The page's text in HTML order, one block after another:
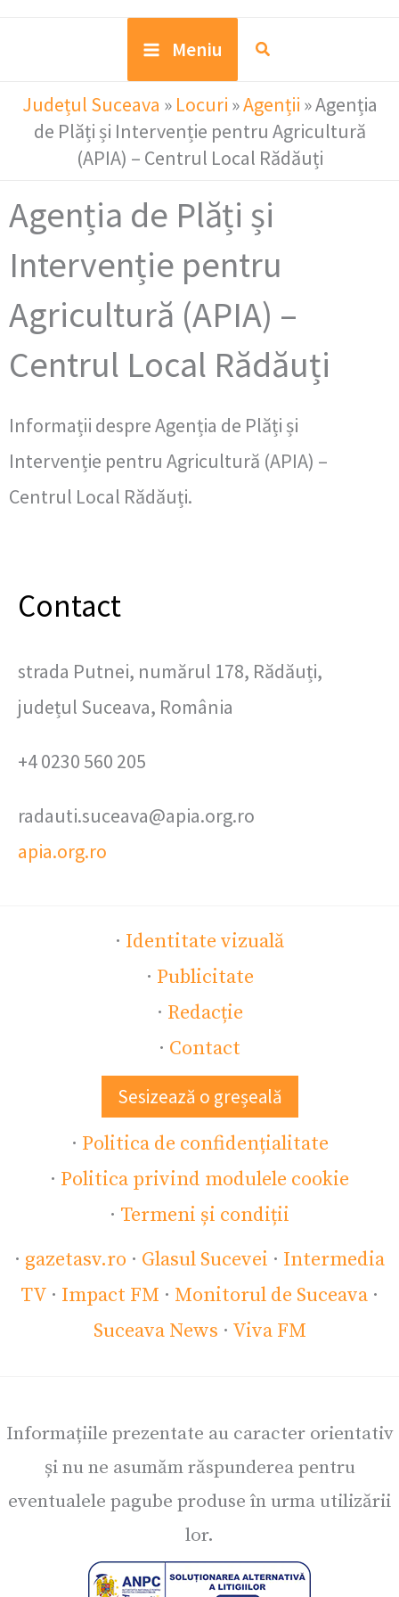
Meniu
Județul Suceava » Locuri »Agenții »Agenția
de Plăți și Intervenție pentru Agricultură
(APIA) – Centrul Local Rădăuți
Agenția de Plăți și
Intervenție pentru
Agricultură (APIA) –
Centrul Local Rădăuți
Informații despre Agenția de Plăți și
Intervenție pentru Agricultură (APIA) –
Centrul Local Rădăuți.
Contact
strada Putnei, numărul 178, Rădăuți,
județul Suceava, România
+4 0230 560 205
radauti.suceava@apia.org.ro
apia.org.ro
· Identitate vizuală
· Publicitate
· Redacție
· Contact
Sesizează o greșeală
· Politica de confidențialitate
· Politica privind modulele cookie
· Termeni și condiții
· gazetasv.ro · Glasul Sucevei · Intermedia
TV · Impact FM · Monitorul de Suceava ·
Suceava News · Viva FM
Informațiile prezentate au caracter orientativ
și nu ne asumăm răspunderea pentru
eventualele pagube produse în urma utilizării
lor.